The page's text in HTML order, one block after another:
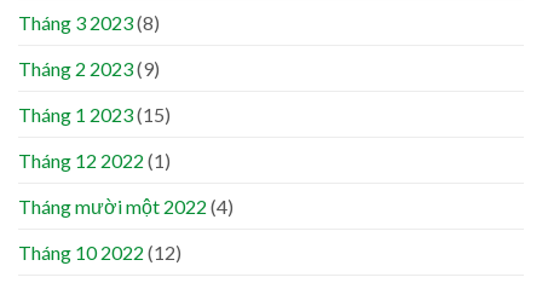
Tháng 3 2023(8)
Tháng 2 2023(9)
Tháng 1 2023(15)
Tháng 12 2022 (1)
Tháng mười một 2022 (4)
Tháng 10 2022 (12)